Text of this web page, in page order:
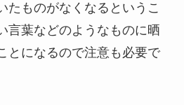
たものがなくなるというこ
言葉などのようなものに晒
とになるので注意も必要で